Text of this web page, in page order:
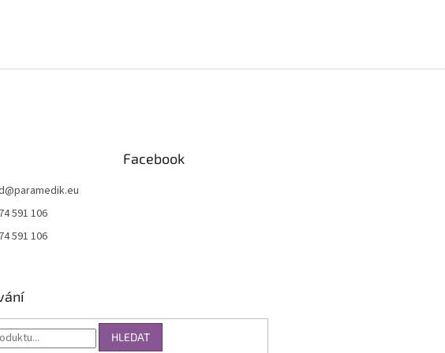
@paramedik.eu
591 106
591 106
Facebook
HLEDAT